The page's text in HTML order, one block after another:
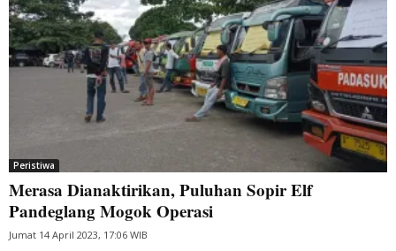
Peristiwa
Merasa Dianaktirikan, Puluhan Sopir Elf
Pandeglang Mogok Operasi
Jumat 14 April 2023, 17:06 WIB